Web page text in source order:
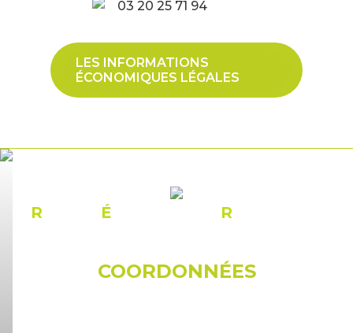
03 20 25 71 94
LES INFORMATIONS
ÉCONOMIQUES LÉGALES
R ÉCONOMIQUE R
COORDONNÉES